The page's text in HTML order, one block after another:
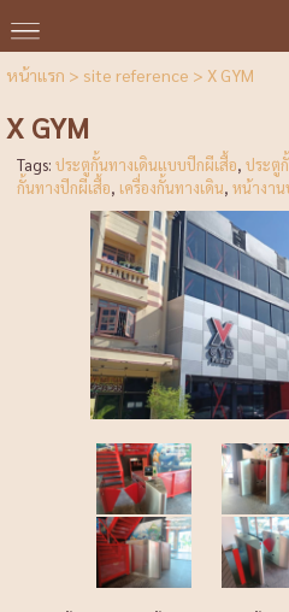
หน้าแรก > site reference > X GYM
X GYM
Tags: ประตูกั้นทางเดินแบบปีกผีเสื้อ, ประตู
กั้นทางปีกผีเสื้อ, เครื่องกั้นทางเดิน, หน้างาน